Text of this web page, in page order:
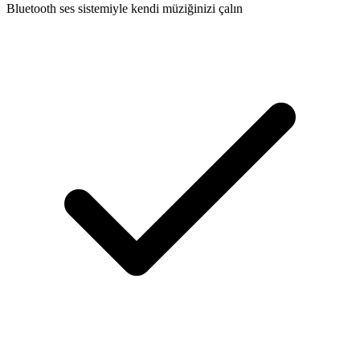
Bluetooth ses sistemiyle kendi müziğinizi çalın